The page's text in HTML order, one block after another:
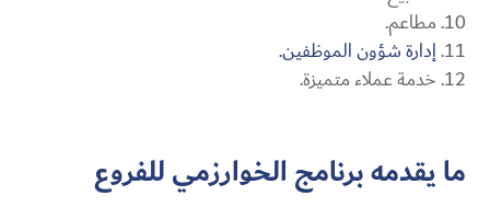
مطاعم.
إدارة شؤون الموظفين.
خدمة عملاء متميزة.
ما يقدمه برنامج الخوارزمي للفروع